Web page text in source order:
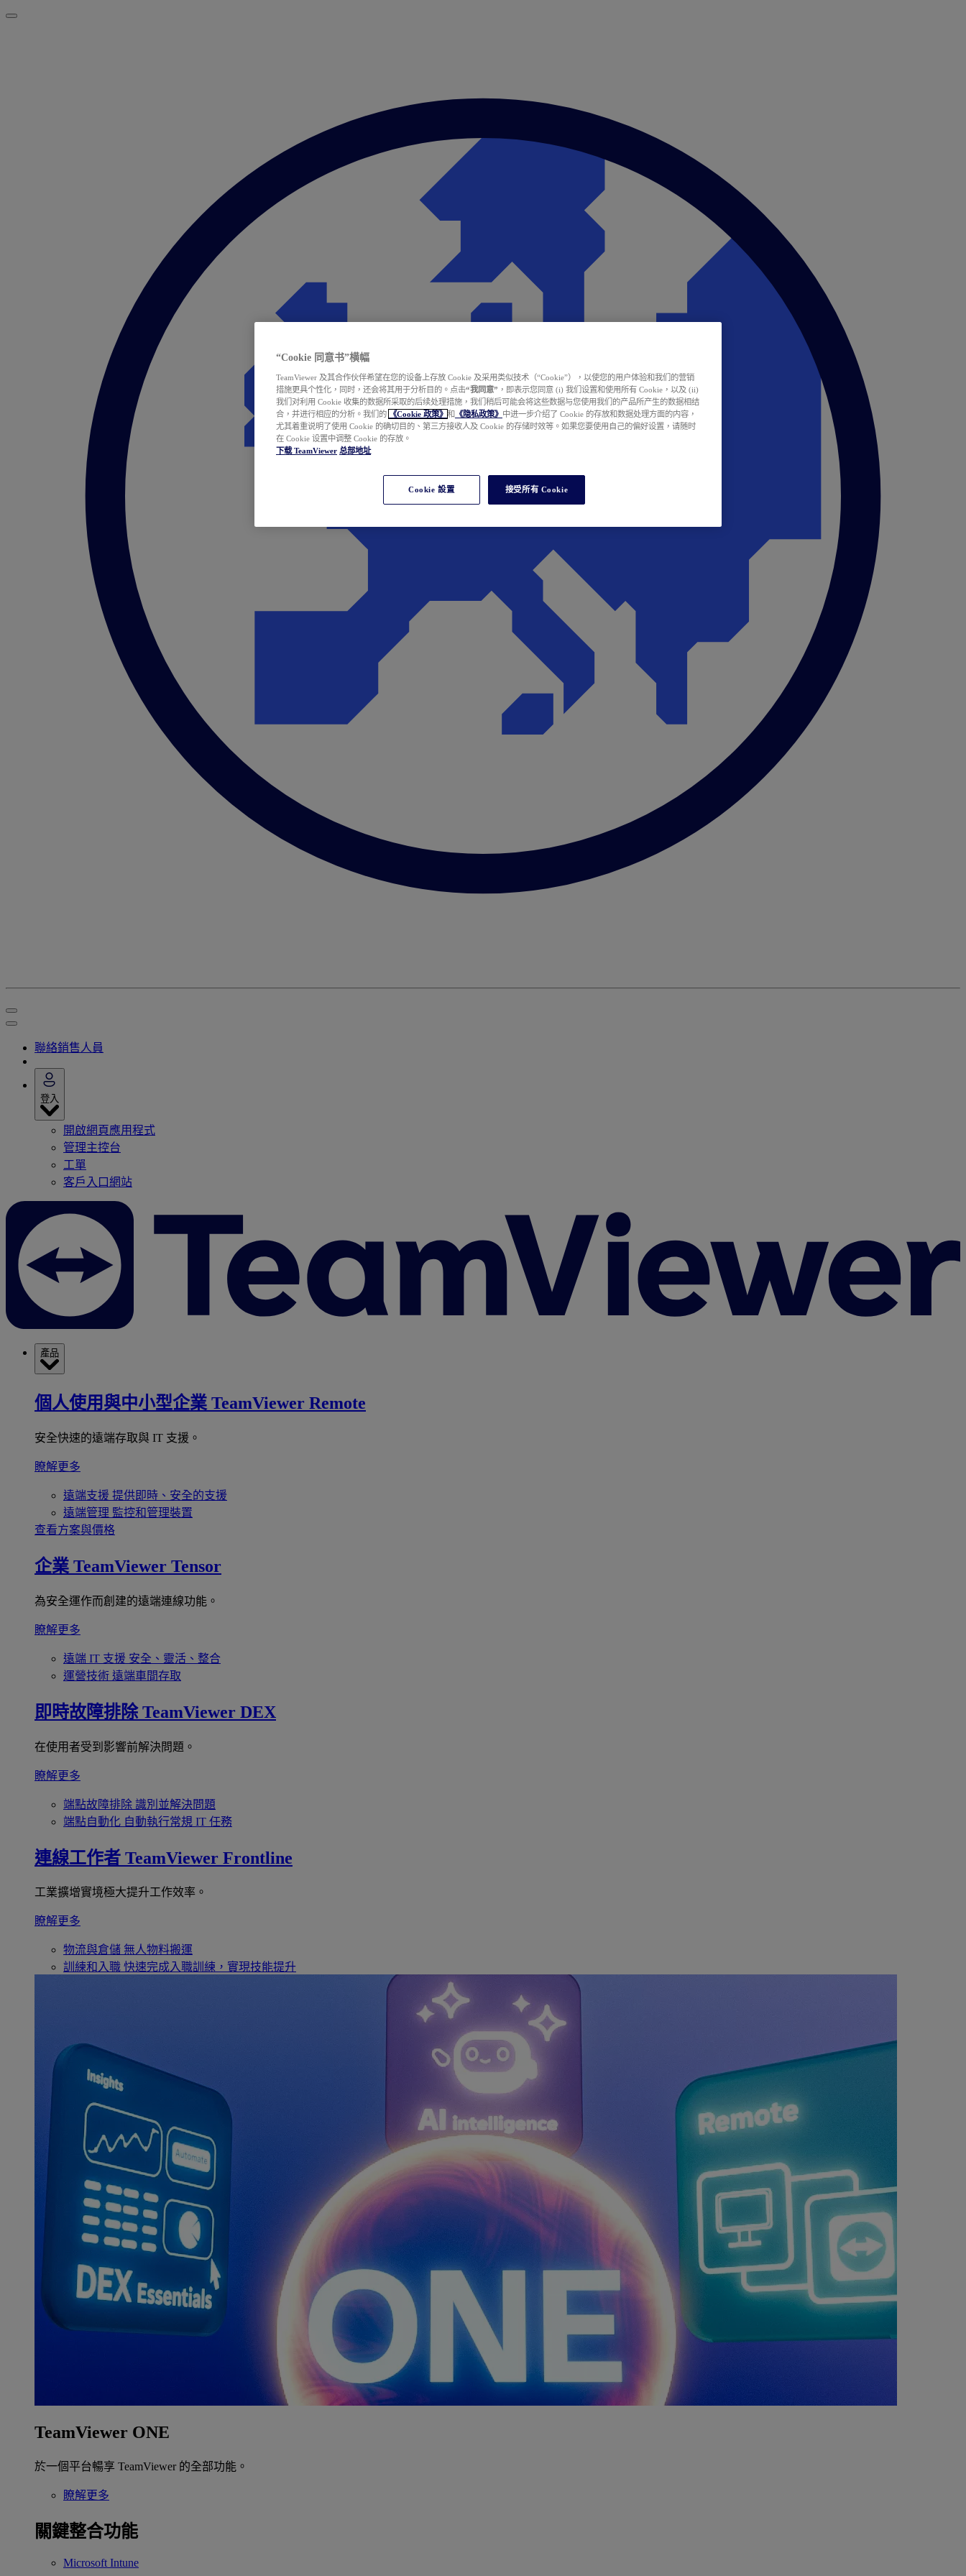
聯絡銷售人員
登入
開啟網頁應用程式
管理主控台
工單
客戶入口網站
產品
個人使用與中小型企業 TeamViewer Remote
安全快速的遠端存取與 IT 支援。
瞭解更多
遠端支援 提供即時、安全的支援
遠端管理 監控和管理裝置
查看方案與價格
企業 TeamViewer Tensor
為安全運作而創建的遠端連線功能。
瞭解更多
遠端 IT 支援 安全、靈活、整合
運營技術 遠端車間存取
即時故障排除 TeamViewer DEX
在使用者受到影響前解決問題。
瞭解更多
端點故障排除 識別並解決問題
端點自動化 自動執行常規 IT 任務
連線工作者 TeamViewer Frontline
工業擴增實境極大提升工作效率。
瞭解更多
物流與倉儲 無人物料搬運
訓練和入職 快速完成入職訓練，實現技能提升
TeamViewer ONE
於一個平台暢享 TeamViewer 的全部功能。
瞭解更多
關鍵整合功能
Microsoft Intune
“Cookie 同意书”横幅
TeamViewer 及其合作伙伴希望在您的设备上存放 Cookie 及采用类似技术（“Cookie”），以使您的用户体验和我们的营销
措施更具个性化，同时，还会将其用于分析目的。点击“我同意” ，即表示您同意 (i) 我们设置和使用所有 Cookie，以及 (ii)
我们对利用 Cookie 收集的数据所采取的后续处理措施，我们稍后可能会将这些数据与您使用我们的产品所产生的数据相结
合，并进行相应的分析。我们的
《Cookie 政策》 和 《隐私政策》 中进一步介绍了 Cookie 的存放和数据处理方面的内容，
尤其着重说明了使用 Cookie 的确切目的、第三方接收人及 Cookie 的存储时效等。如果您要使用自己的偏好设置，请随时
在 Cookie 设置中调整 Cookie 的存放。
下载 TeamViewer 总部地址
Cookie 設置 接受所有 Cookie